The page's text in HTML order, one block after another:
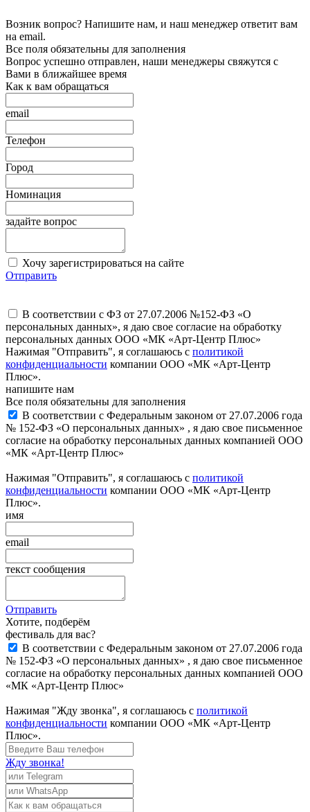
Возник вопрос? Напишите нам, и наш менеджер ответит вам
на email.
Все поля обязательны для заполнения
Вопрос успешно отправлен, наши менеджеры свяжутся с
Вами в ближайшее время
Как к вам обращаться
email
Телефон
Город
Номинация
задайте вопрос
Хочу зарегистрироваться на сайте
Отправить
В соответствии с ФЗ от 27.07.2006 №152-ФЗ «О
персональных данных», я даю свое согласие на обработку
персональных данных ООО «МК «Арт-Центр Плюс»
Нажимая "Отправить", я соглашаюсь с политикой
конфиденциальности компании ООО «МК «Арт-Центр
Плюс».
напишите нам
Все поля обязательны для заполнения
В соответствии с Федеральным законом от 27.07.2006 года
№ 152-ФЗ «О персональных данных» , я даю свое письменное
согласие на обработку персональных данных компанией ООО
«МК «Арт-Центр Плюс»
Нажимая "Отправить", я соглашаюсь с политикой
конфиденциальности компании ООО «МК «Арт-Центр
Плюс».
имя
email
текст сообщения
Отправить
Хотите, подберём
фестиваль для вас?
В соответствии с Федеральным законом от 27.07.2006 года
№ 152-ФЗ «О персональных данных» , я даю свое письменное
согласие на обработку персональных данных компанией ООО
«МК «Арт-Центр Плюс»
Нажимая "Жду звонка", я соглашаюсь с политикой
конфиденциальности компании ООО «МК «Арт-Центр
Плюс».
Жду звонка!